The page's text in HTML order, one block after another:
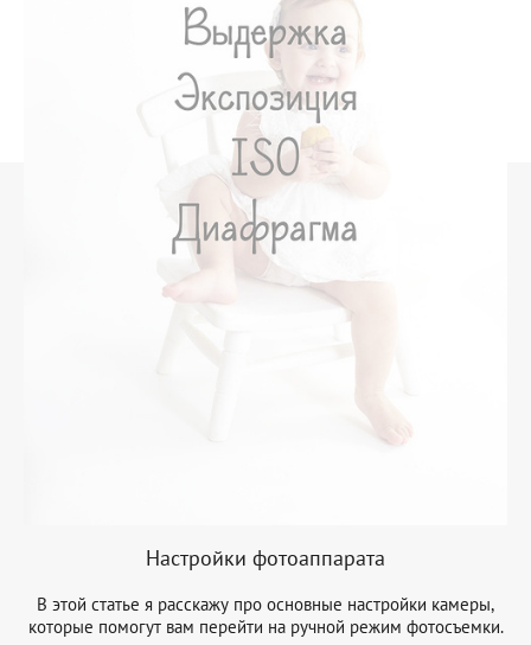
Настройки фотоаппарата
В этой статье я расскажу про основные настройки камеры,
которые помогут вам перейти на ручной режим фотосъемки.